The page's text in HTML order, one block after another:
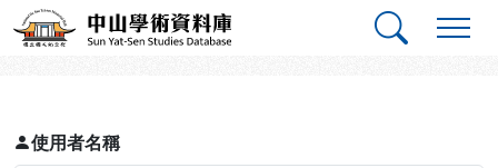
跳到主要內容
中山學術資料庫
登入
使用者名稱